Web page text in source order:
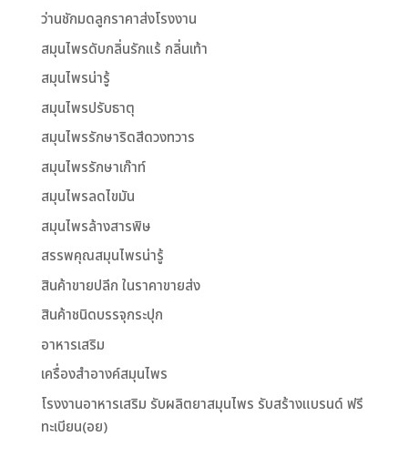
ว่านชักมดลูกราคาส่งโรงงาน
สมุนไพรดับกลิ่นรักแร้ กลิ่นเท้า
สมุนไพรน่ารู้
สมุนไพรปรับธาตุ
สมุนไพรรักษาริดสีดวงทวาร
สมุนไพรรักษาเก๊าท์
สมุนไพรลดไขมัน
สมุนไพรล้างสารพิษ
สรรพคุณสมุนไพรน่ารู้
สินค้าขายปลีก ในราคาขายส่ง
สินค้าชนิดบรรจุกระปุก
อาหารเสริม
เครื่องสำอางค์สมุนไพร
โรงงานอาหารเสริม รับผลิตยาสมุนไพร รับสร้างแบรนด์ ฟรี
ทะเบียน(อย)